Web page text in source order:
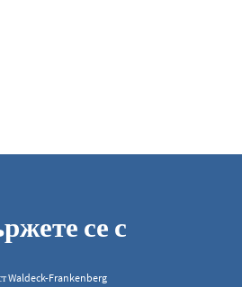
се с
Waldeck-Frankenberg